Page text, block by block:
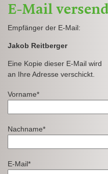
E-Mail
Empfänger der E-Mail:
Jakob Reitberger
Eine Kopie dieser E-Mail wird
an Ihre Adresse verschickt.
Vorname*
Nachname*
E-Mail*